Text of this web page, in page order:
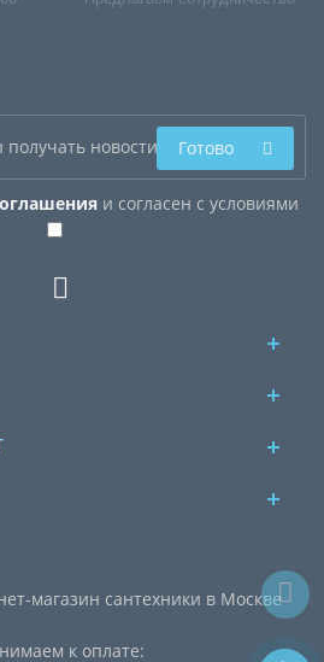
и согласен с условиями
Готово
магазин сантехники в Москве
к оплате: